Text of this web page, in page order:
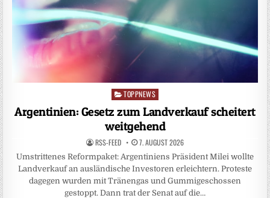
Posted
TOPPNEWS
Argentinien: Gesetz zum Landverkauf scheitert
weitgehend
RSS-FEED 7. AUGUST 2026
Umstrittenes Reformpaket: Argentiniens Präsident Milei wollte
Landverkauf an ausländische Investoren erleichtern. Proteste
dagegen wurden mit Tränengas und Gummigeschossen
gestoppt. Dann trat der Senat auf die…